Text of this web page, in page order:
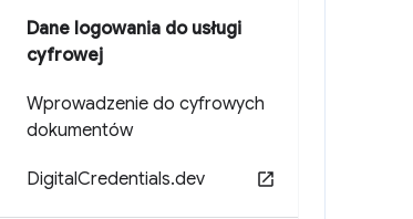
Dane logowania do usługi
cyfrowej
Wprowadzenie do cyfrowych
dokumentów
DigitalCredentials.dev